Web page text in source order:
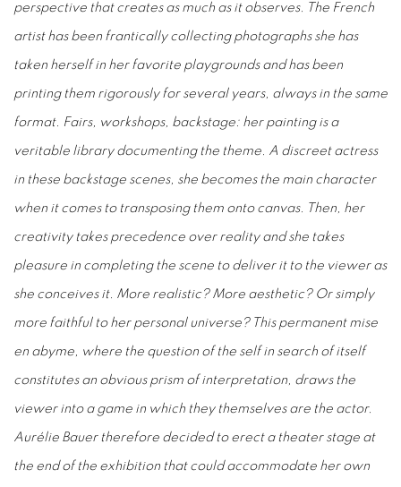
perspective that creates as much as it observes. The French
artist has been frantically collecting photographs she has
taken herself in her favorite playgrounds and has been
printing them rigorously for several years, always in the same
format. Fairs, workshops, backstage: her painting is a
veritable library documenting the theme. A discreet actress
in these backstage scenes, she becomes the main character
when it comes to transposing them onto canvas. Then, her
creativity takes precedence over reality and she takes
pleasure in completing the scene to deliver it to the viewer as
she conceives it. More realistic? More aesthetic? Or simply
more faithful to her personal universe? This permanent mise
en abyme, where the question of the self in search of itself
constitutes an obvious prism of interpretation, draws the
viewer into a game in which they themselves are the actor.
Aurélie Bauer therefore decided to erect a theater stage at
the end of the exhibition that could accommodate her own